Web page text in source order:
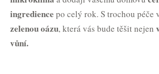
ingredience po celý rok. S trochou péče
zelenou oázu, která vás bude těšit nejen
vůní.